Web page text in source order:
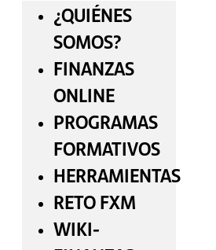
¿QUIÉNES
SOMOS?
FINANZAS
ONLINE
PROGRAMAS
FORMATIVOS
HERRAMIENTAS
RETO FXM
WIKI-